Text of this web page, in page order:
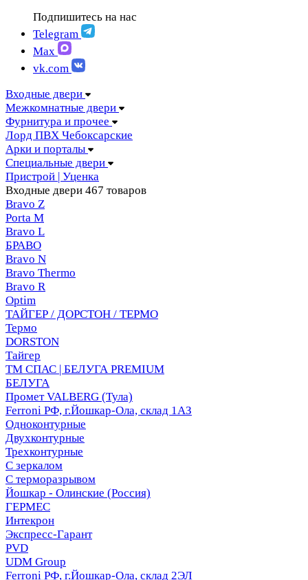
ЛОРД Чебоксары
Складные двери
Скрытые двери
FELICIA | Феличия
FUTURISTIC | Футуристик
ITALY | Италия
KANTRI | Кантри
LUMI LINE | Люми лайн
MIA MARIA | Мия Мария
MILETTI | Милетти
MODERN | Модерн
MOLLE | Молле
MONTE | Монте
PRIMA | Прима
RENAISSANCE | Ренессанс
RILIEVO | Рильево
STYLE | Стайл
TECHNO | Техно
TOCCO | ТОККО
VILLA KANTRI | Вилла кантри
Подпишитесь на нас
Telegram
Max
vk.com
Входные двери
Межкомнатные двери
Фурнитура и прочее
Лорд ПВХ Чебоксарские
Арки и порталы
Специальные двери
Пристрой | Уценка
Входные двери 467 товаров
Bravo Z
Porta М
Bravo L
БРАВО
Bravo N
Bravo Thermo
Bravo R
Optim
ТАЙГЕР / ДОРСТОН / ТЕРМО
Термо
DORSTON
Тайгер
ТМ СПАС | БЕЛУГА PREMIUM
БЕЛУГА
Промет VALBERG (Тула)
Ferroni РФ, г.Йошкар-Ола, склад 1АЗ
Одноконтурные
Двухконтурные
Трехконтурные
С зеркалом
С терморазрывом
Йошкар - Олинские (Россия)
ГЕРМЕС
Интекрон
Экспресс-Гарант
PVD
UDM Group
Ferroni РФ, г.Йошкар-Ола, склад 2ЭЛ